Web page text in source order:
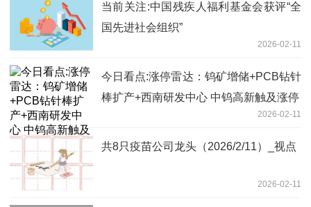
当前关注:中国残疾人福利基金会获评“全
国先进社会组织”
2026-02-11
今日看点:涨停雷达：钨矿增储+PCB钻针
棒扩产+西南研发中心 中钨高新触及涨停
2026-02-11
共8只疫苗公司龙头（2026/2/11）_视点
2026-02-11